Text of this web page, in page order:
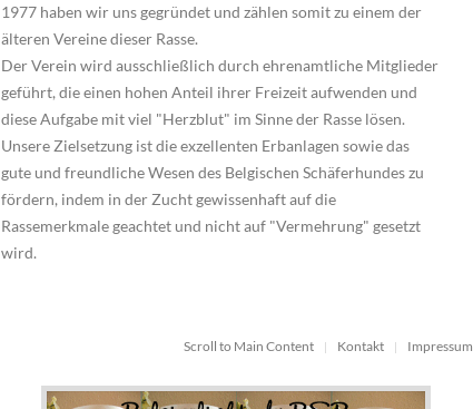
1977 haben wir uns gegründet und zählen somit zu einem der
älteren Vereine dieser Rasse.
Der Verein wird ausschließlich durch ehrenamtliche Mitglieder
geführt, die einen hohen Anteil ihrer Freizeit aufwenden und
diese Aufgabe mit viel "Herzblut" im Sinne der Rasse lösen.
Unsere Zielsetzung ist die exzellenten Erbanlagen sowie das
gute und freundliche Wesen des Belgischen Schäferhundes zu
fördern, indem in der Zucht gewissenhaft auf die
Rassemerkmale geachtet und nicht auf "Vermehrung" gesetzt
wird.
Scroll to Main Content Kontakt Impressum